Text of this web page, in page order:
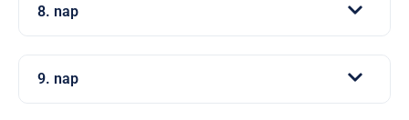
8. nap
9. nap